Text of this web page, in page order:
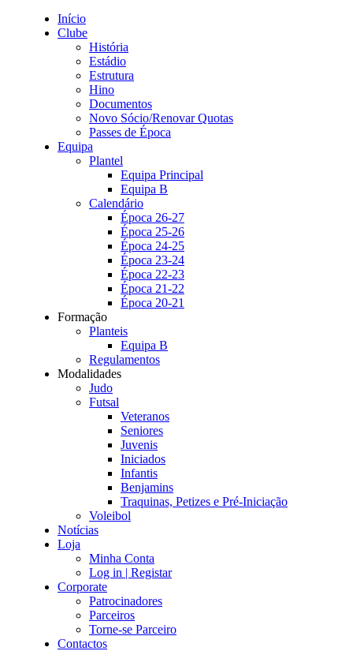
Início
Clube
História
Estádio
Estrutura
Hino
Documentos
Novo Sócio/Renovar Quotas
Passes de Época
Equipa
Plantel
Equipa Principal
Equipa B
Calendário
Época 26-27
Época 25-26
Época 24-25
Época 23-24
Época 22-23
Época 21-22
Época 20-21
Formação
Planteis
Equipa B
Regulamentos
Modalidades
Judo
Futsal
Veteranos
Seniores
Juvenis
Iniciados
Infantis
Benjamins
Traquinas, Petizes e Pré-Iniciação
Voleibol
Notícias
Loja
Minha Conta
Log in | Registar
Corporate
Patrocinadores
Parceiros
Torne-se Parceiro
Contactos